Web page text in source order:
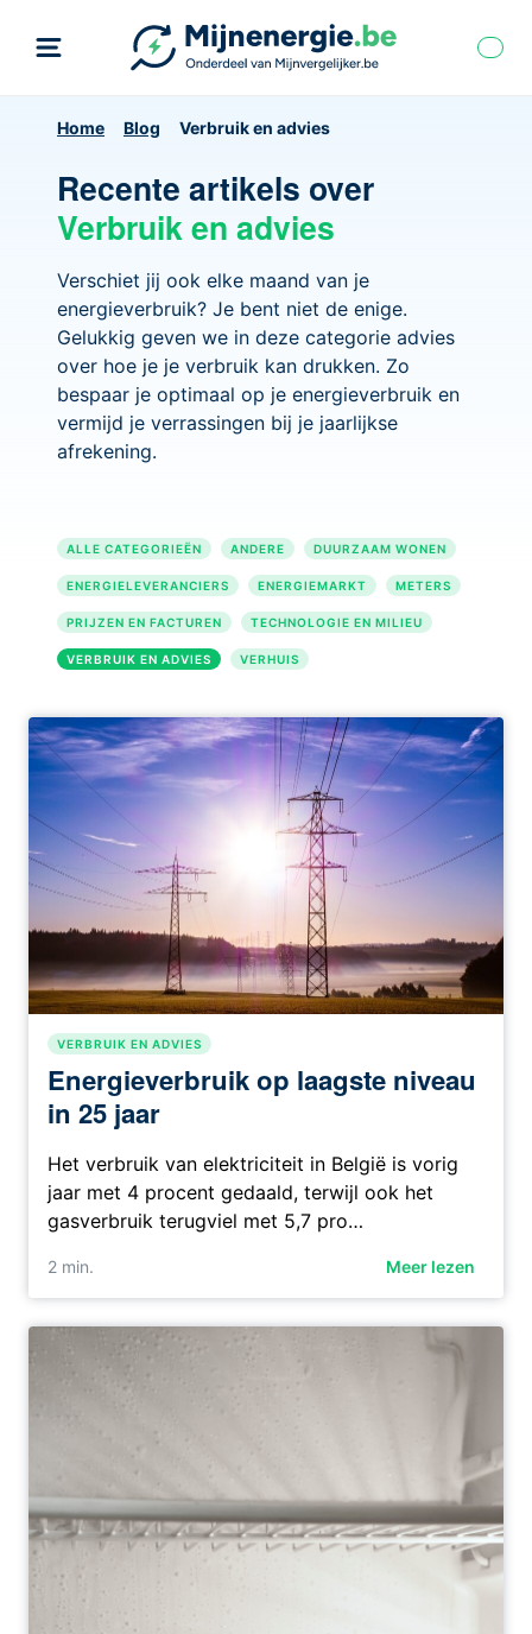
Home Blog Verbruik en advies
Recente artikels over
Verbruik en advies
Verschiet jij ook elke maand van je
energieverbruik? Je bent niet de enige.
Gelukkig geven we in deze categorie advies
over hoe je je verbruik kan drukken. Zo
bespaar je optimaal op je energieverbruik en
vermijd je verrassingen bij je jaarlijkse
afrekening.
ALLE CATEGORIEËN ANDERE DUURZAAM WONEN
ENERGIELEVERANCIERS ENERGIEMARKT METERS
PRIJZEN EN FACTUREN TECHNOLOGIE EN MILIEU
VERBRUIK EN ADVIES VERHUIS
VERBRUIK EN ADVIES
Energieverbruik op laagste niveau
in 25 jaar
Het verbruik van elektriciteit in België is vorig
jaar met 4 procent gedaald, terwijl ook het
gasverbruik terugviel met 5,7 pro…
2 min. Meer lezen